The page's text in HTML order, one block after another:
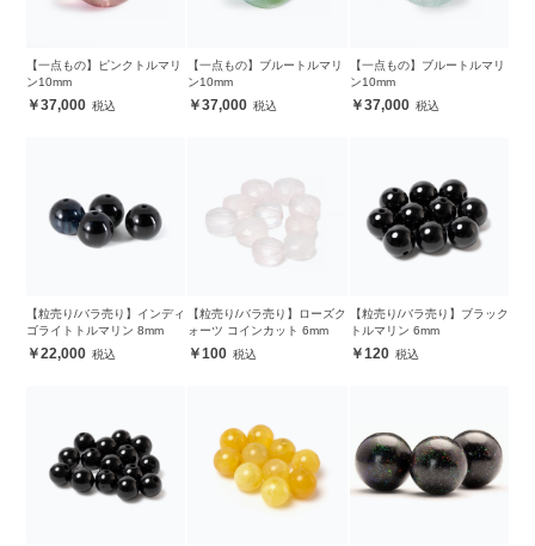
【一点もの】ピンクトルマリ
ン10mm
37,000
【一点もの】ブルートルマリ
ン10mm
37,000
【一点もの】ブルートルマリ
ン10mm
37,000
【粒売り/バラ売り】インディ
ゴライトトルマリン 8mm
22,000
【粒売り/バラ売り】ローズク
ォーツ コインカット 6mm
100
【粒売り/バラ売り】ブラック
トルマリン 6mm
120